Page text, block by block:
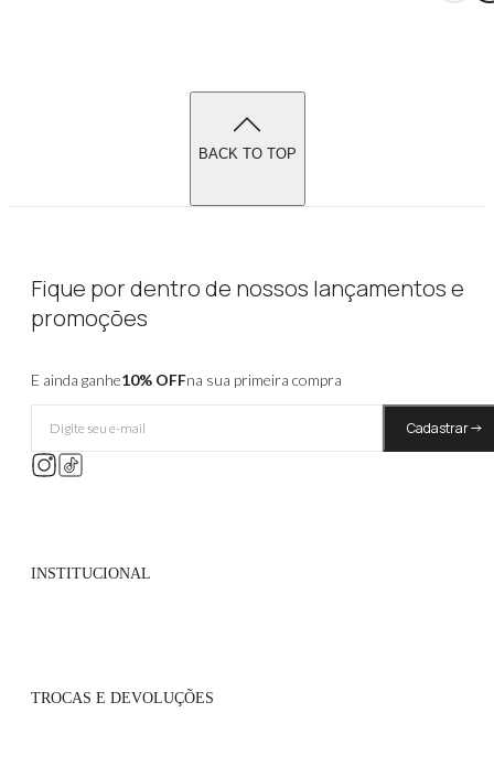
BACK TO TOP
INSTITUCIONAL
Atacado
TROCAS E DEVOLUÇÕES
Fique por dentro de nossos lançamentos e
promoções
E ainda ganhe10% OFFna sua primeira compra
Cadastrar